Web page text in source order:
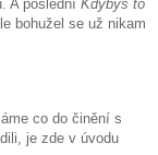
A poslední Kdybys to
bohužel se už nikam
co do činění s
je zde v úvodu